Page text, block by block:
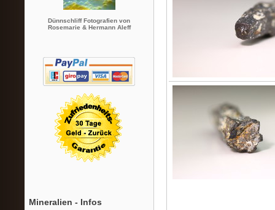
Dünnschliff Fotografien von
Rosemarie & Hermann Aleff
Mineralien - Infos